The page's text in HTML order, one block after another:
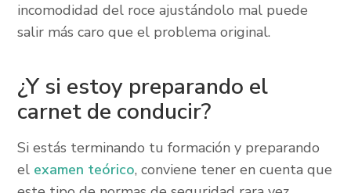
incomodidad del roce ajustándolo mal puede
salir más caro que el problema original.
¿Y si estoy preparando el
carnet de conducir?
Si estás terminando tu formación y preparando
el examen teórico, conviene tener en cuenta que